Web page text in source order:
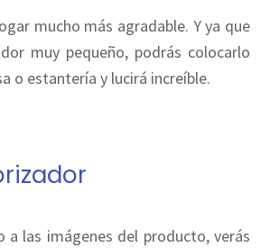
mucho más agradable. Y ya que
muy pequeño, podrás colocarlo
o estantería y lucirá increíble.
a las imágenes del producto, verás